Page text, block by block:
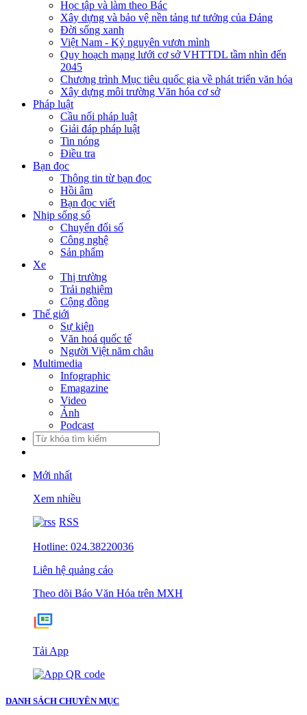
Học tập và làm theo Bác
Xây dựng và bảo vệ nền tảng tư tưởng của Đảng
Đời sống xanh
Việt Nam - Kỷ nguyên vươn mình
Quy hoạch mạng lưới cơ sở VHTTDL tầm nhìn đến
2045
Chương trình Mục tiêu quốc gia về phát triển văn hóa
Xây dựng môi trường Văn hóa cơ sở
Pháp luật
Cầu nối pháp luật
Giải đáp pháp luật
Tin nóng
Điều tra
Bạn đọc
Thông tin từ bạn đọc
Hồi âm
Bạn đọc viết
Nhịp sống số
Chuyển đổi số
Công nghệ
Sản phẩm
Xe
Thị trường
Trải nghiệm
Cộng đồng
Thế giới
Sự kiện
Văn hoá quốc tế
Người Việt năm châu
Multimedia
Infographic
Emagazine
Video
Ảnh
Podcast
Mới nhất
Xem nhiều
RSS
Hotline: 024.38220036
Liên hệ quảng cáo
Theo dõi Báo Văn Hóa trên MXH
Tải App
DANH SÁCH CHUYÊN MỤC